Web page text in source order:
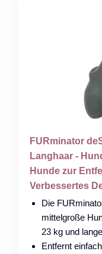
FURminator
Langhaar -
Hunde zur
Verbessertes
Die
mittelgroße
23 kg und
Entfernt